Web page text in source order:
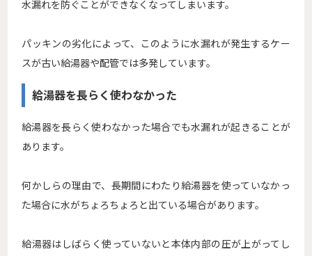
水漏れを防ぐことができなくなってしまいます。
パッキンの劣化によって、このように水漏れが発生するケー
スが古い給湯器や配管では多発しています。
給湯器を長らく使わなかった
給湯器を長らく使わなかった場合でも水漏れが起きることが
あります。
何かしらの理由で、長期間にわたり給湯器を使っていなかっ
た場合に水がちょろちょろと出ている場合があります。
給湯器はしばらく使っていないと本体内部の圧が上がってし